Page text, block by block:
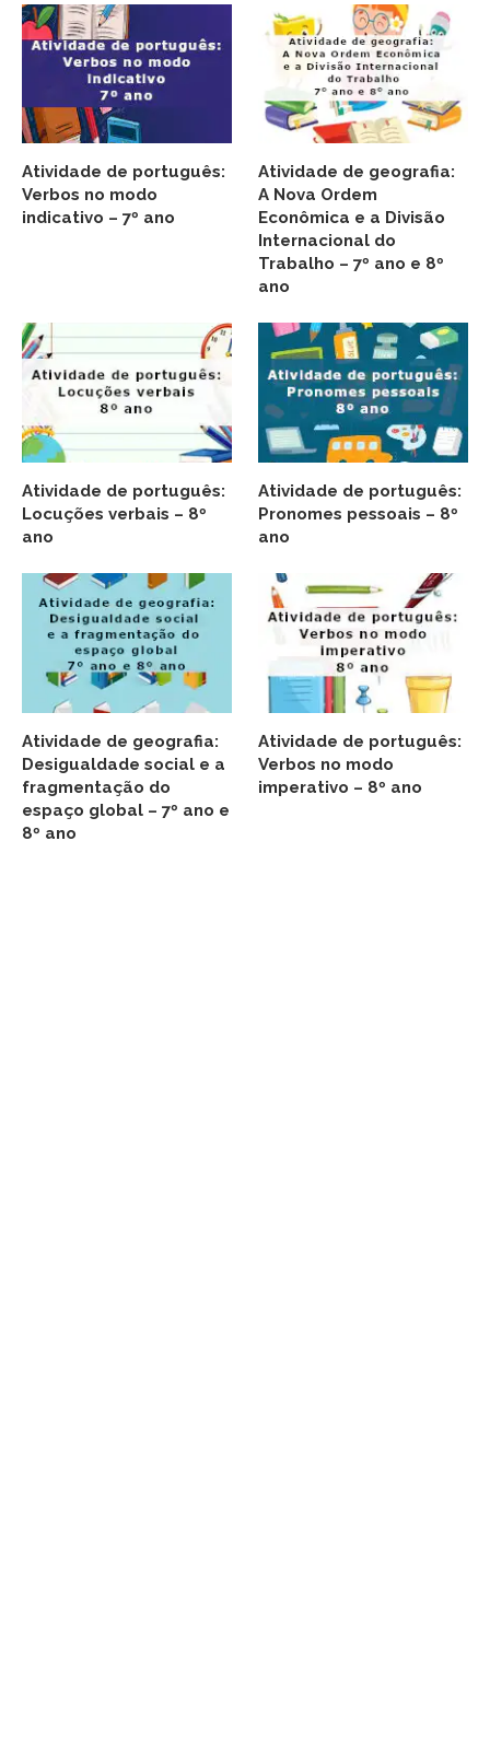
Atividade de português:
Verbos no modo
indicativo – 7º ano
Atividade de geografia:
A Nova Ordem
Econômica e a Divisão
Internacional do
Trabalho – 7º ano e 8º
ano
Atividade de português:
Locuções verbais – 8º
ano
Atividade de português:
Pronomes pessoais – 8º
ano
Atividade de geografia:
Desigualdade social e a
fragmentação do
espaço global – 7º ano e
8º ano
Atividade de português:
Verbos no modo
imperativo – 8º ano